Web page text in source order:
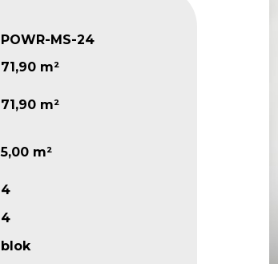
POWR-MS-24
71,90 m²
71,90 m²
5,00 m²
4
4
blok